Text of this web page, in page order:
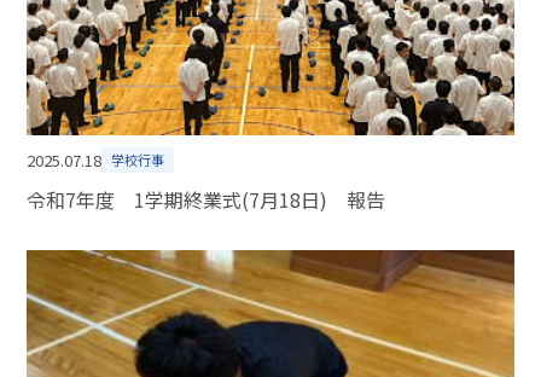
2025.07.18 学校行事
令和7年度 1学期終業式(7月18日) 報告